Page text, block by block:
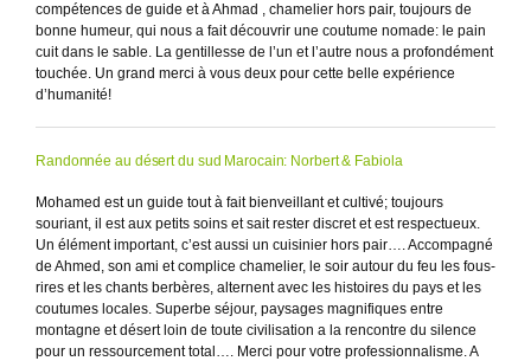
compétences de guide et à Ahmad , chamelier hors pair, toujours de
bonne humeur, qui nous a fait découvrir une coutume nomade: le pain
cuit dans le sable. La gentillesse de l’un et l’autre nous a profondément
touchée. Un grand merci à vous deux pour cette belle expérience
d’humanité!
Randonnée au désert du sud Marocain: Norbert & Fabiola
Mohamed est un guide tout à fait bienveillant et cultivé; toujours
souriant, il est aux petits soins et sait rester discret et est respectueux.
Un élément important, c’est aussi un cuisinier hors pair…. Accompagné
de Ahmed, son ami et complice chamelier, le soir autour du feu les fous-
rires et les chants berbères, alternent avec les histoires du pays et les
coutumes locales. Superbe séjour, paysages magnifiques entre
montagne et désert loin de toute civilisation a la rencontre du silence
pour un ressourcement total…. Merci pour votre professionnalisme. A